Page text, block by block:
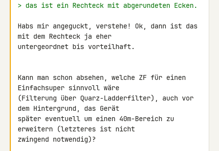
> das ist ein Rechteck mit abgerundeten Ecken.
Habs mir angeguckt, verstehe! Ok, dann ist das
mit dem Rechteck ja eher
untergeordnet bis vorteilhaft.
Kann man schon absehen, welche ZF für einen
Einfachsuper sinnvoll wäre
(Filterung über Quarz-Ladderfilter), auch vor
dem Hintergrund, das Gerät
später eventuell um einen 40m-Bereich zu
erweitern (letzteres ist nicht
zwingend notwendig)?